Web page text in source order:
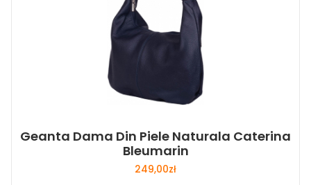
Geanta Dama Din Piele Naturala Caterina
Bleumarin
249,00zł